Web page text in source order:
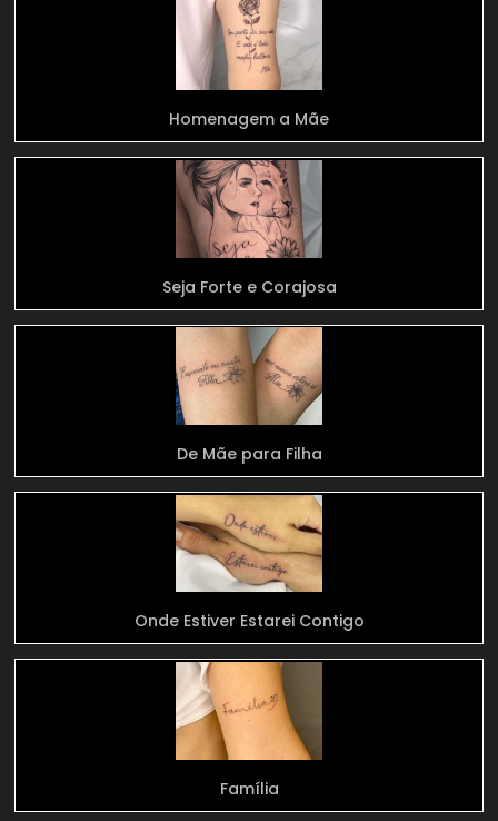
Homenagem a Mãe
Seja Forte e Corajosa
De Mãe para Filha
Onde Estiver Estarei Contigo
Família